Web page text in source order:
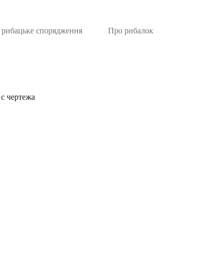
рибацьке спорядження Про рибалок
чертежа